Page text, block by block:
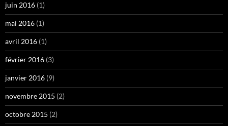
juin 2016 (1)
mai 2016 (1)
avril 2016 (1)
février 2016 (3)
janvier 2016 (9)
novembre 2015 (2)
octobre 2015 (2)